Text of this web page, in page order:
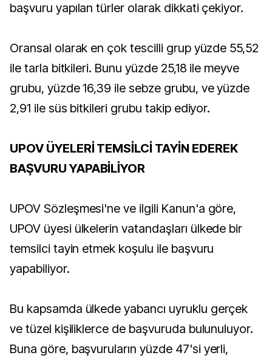
başvuru yapılan türler olarak dikkati çekiyor.
Oransal olarak en çok tescilli grup yüzde 55,52
ile tarla bitkileri. Bunu yüzde 25,18 ile meyve
grubu, yüzde 16,39 ile sebze grubu, ve yüzde
2,91 ile süs bitkileri grubu takip ediyor.
UPOV ÜYELERİ TEMSİLCİ TAYİN EDEREK
BAŞVURU YAPABİLİYOR
UPOV Sözleşmesi'ne ve ilgili Kanun'a göre,
UPOV üyesi ülkelerin vatandaşları ülkede bir
temsilci tayin etmek koşulu ile başvuru
yapabiliyor.
Bu kapsamda ülkede yabancı uyruklu gerçek
ve tüzel kişiliklerce de başvuruda bulunuluyor.
Buna göre, başvuruların yüzde 47'si yerli,